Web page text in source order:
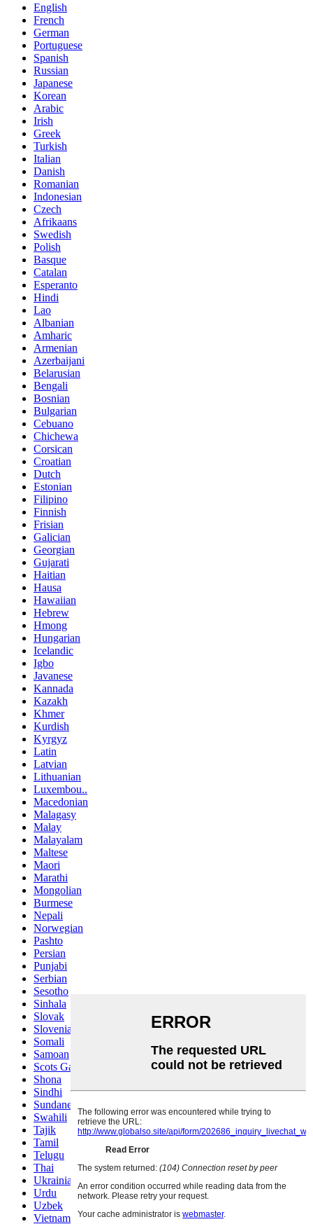
English
French
German
Portuguese
Spanish
Russian
Japanese
Korean
Arabic
Irish
Greek
Turkish
Italian
Danish
Romanian
Indonesian
Czech
Afrikaans
Swedish
Polish
Basque
Catalan
Esperanto
Hindi
Lao
Albanian
Amharic
Armenian
Azerbaijani
Belarusian
Bengali
Bosnian
Bulgarian
Cebuano
Chichewa
Corsican
Croatian
Dutch
Estonian
Filipino
Finnish
Frisian
Galician
Georgian
Gujarati
Haitian
Hausa
Hawaiian
Hebrew
Hmong
Hungarian
Icelandic
Igbo
Javanese
Kannada
Kazakh
Khmer
Kurdish
Kyrgyz
Latin
Latvian
Lithuanian
Luxembou..
Macedonian
Malagasy
Malay
Malayalam
Maltese
Maori
Marathi
Mongolian
Burmese
Nepali
Norwegian
Pashto
Persian
Punjabi
Serbian
Sesotho
Sinhala
Slovak
Slovenian
Somali
Samoan
Scots Gaelic
Shona
Sindhi
Sundanese
Swahili
Tajik
Tamil
Telugu
Thai
Ukrainian
Urdu
Uzbek
Vietnamese